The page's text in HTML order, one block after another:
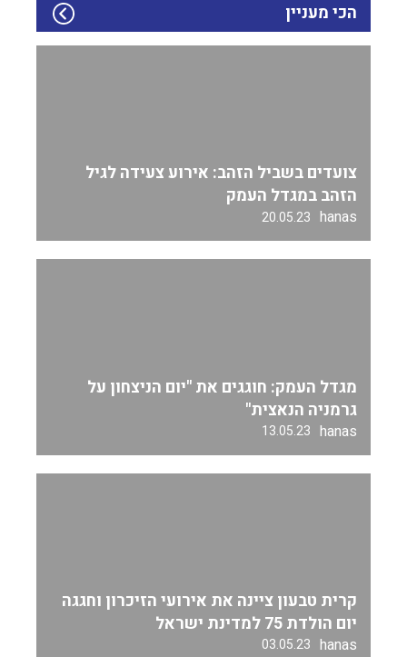
הכי מעניין
צועדים בשביל הזהב: אירוע צעידה לגיל
הזהב במגדל העמק
hanas
20.05.23
מגדל העמק: חוגגים את "יום הניצחון על
גרמניה הנאצית"
hanas
13.05.23
קרית טבעון ציינה את אירועי הזיכרון וחגגה
יום הולדת 75 למדינת ישראל
hanas
03.05.23